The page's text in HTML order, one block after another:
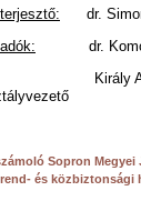
dr. Simon
dr.
Attiláné
Sopron Megyei
és közbiztonsági